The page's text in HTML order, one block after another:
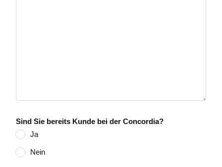
Sind Sie bereits Kunde bei der Concordia?
Ja
Nein